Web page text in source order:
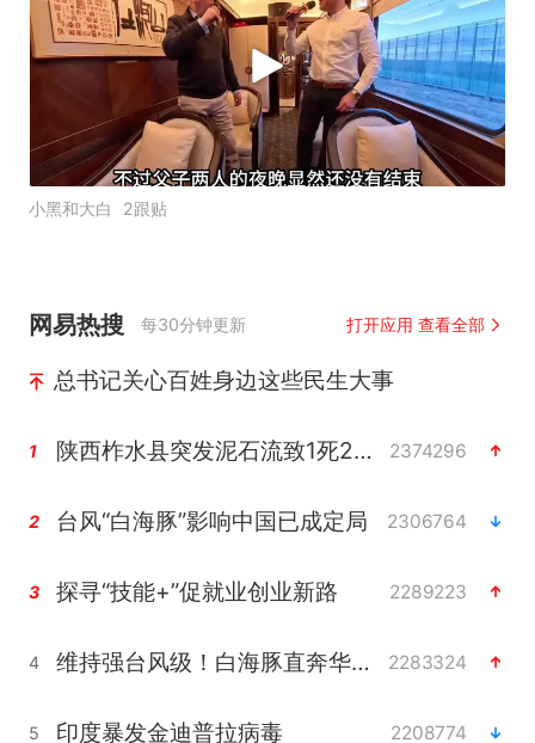
小黑和大白 2跟贴
网易热搜 每30分钟更新 打开应用 查看全部
总书记关心百姓身边这些民生大事
1 陕西柞水县突发泥石流致1死2失联 2374296
2 台风“白海豚”影响中国已成定局 2306764
3 探寻“技能+”促就业创业新路 2289223
4 维持强台风级！白海豚直奔华东沿海 2283324
5 印度暴发金迪普拉病毒 2208774